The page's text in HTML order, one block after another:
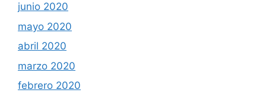
junio 2020
mayo 2020
abril 2020
marzo 2020
febrero 2020